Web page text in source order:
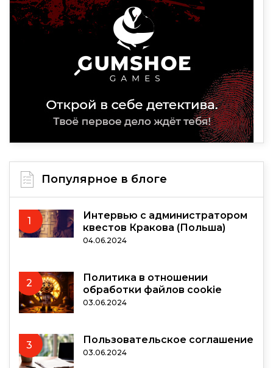
Популярное в блоге
1
Интервью с администратором
квестов Кракова (Польша)
04.06.2024
2
Политика в отношении
обработки файлов cookie
03.06.2024
3 Пользовательское соглашение
03.06.2024